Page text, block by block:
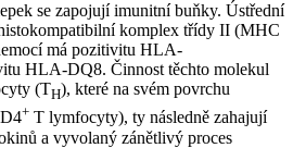
se zapojují imunitní buňky. Ústřední
komplex třídy II (MHC
má pozitivitu HLA-
HLA-DQ8. Činnost těchto molekul
(TH), které na svém povrchu
+ T lymfocyty), ty následně zahajují
a vyvolaný zánětlivý proces